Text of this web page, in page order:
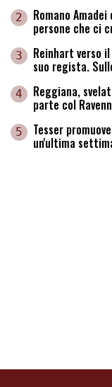
2 Romano
persone che ci
3 Reinhart verso
suo regista.
4 Reggiana,
parte col
5 Tesser
un'ultima